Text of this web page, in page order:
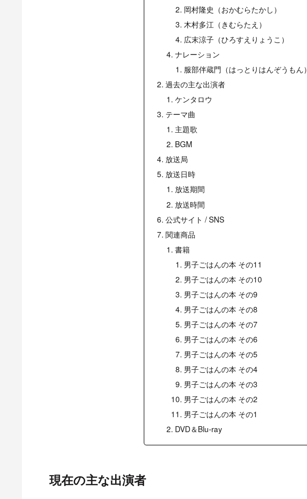
岡村隆史（おかむらたかし）
木村多江（きむらたえ）
広末涼子（ひろすえりょうこ）
ナレーション
服部伴蔵門（はっとりはんぞうもん）
過去の主な出演者
ケンタロウ
テーマ曲
主題歌
BGM
放送局
放送日時
放送期間
放送時間
公式サイト / SNS
関連商品
書籍
男子ごはんの本 その11
男子ごはんの本 その10
男子ごはんの本 その9
男子ごはんの本 その8
男子ごはんの本 その7
男子ごはんの本 その6
男子ごはんの本 その5
男子ごはんの本 その4
男子ごはんの本 その3
男子ごはんの本 その2
男子ごはんの本 その1
DVD＆Blu-ray
現在の主な出演者